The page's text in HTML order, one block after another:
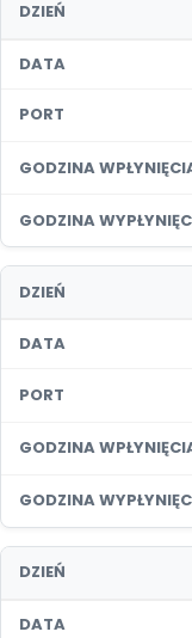
DZIEŃ
DATA
PORT
GODZINA
GODZINA
DZIEŃ
DATA
PORT
GODZINA
GODZINA
DZIEŃ
DATA